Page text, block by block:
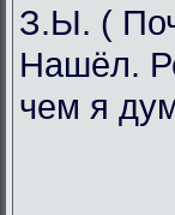
З.Ы. (
Нашёл.
чем я